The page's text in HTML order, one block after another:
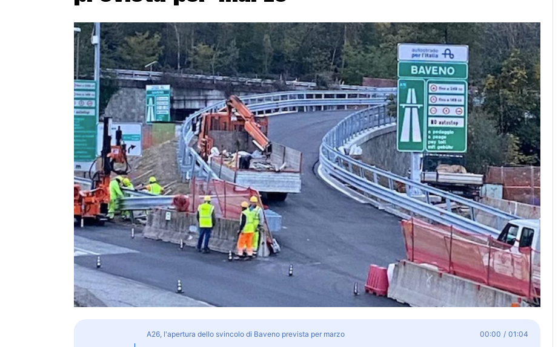
A26, l'apertura dello svincolo di Baveno prevista per marzo 00:00 / 01:04